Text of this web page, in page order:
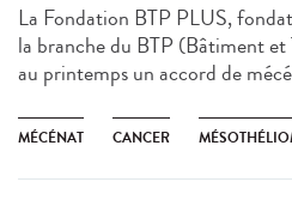
La Fondation BTP PLUS,
la branche du BTP (Bâtiment et
au printemps un accord de
MÉCÉNAT CANCER